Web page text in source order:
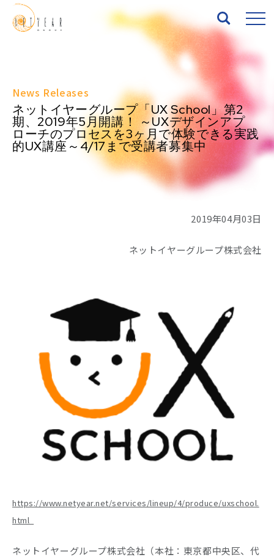
About
Services
Company
Recruit
News Releases
ネットイヤーグループ「UX School」第2
期、2019年5月開講！ ～UXデザインアプ
ローチのプロセスを3ヶ月で体験できる実践
的UX講座～4/17まで受講者募集中
2019年04月03日
ネットイヤーグループ株式会社
https://www.netyear.net/services/lineup/4/produce/uxschool.
html
ネットイヤーグループ株式会社（本社：東京都中央区、代